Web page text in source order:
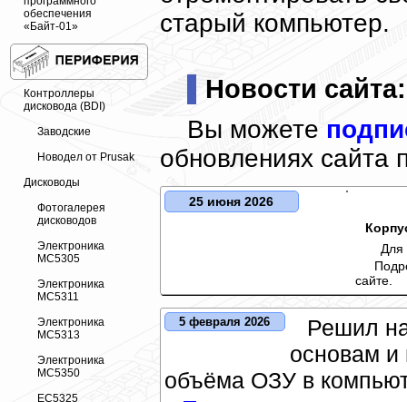
обеспечения
«Байт-01»
Контроллеры
дисковода (BDI)
Заводские
Новодел от Prusak
Дисководы
Фотогалерея
дисководов
Электроника
МС5305
Электроника
МС5311
Электроника
МС5313
Электроника
МС5350
ЕС5325
старый компьютер.
Новости сайта:
Вы можете
обновлениях сайта
25 июня 2026
Для
сайте.
5 февраля 2026
Решил
основам и
объёма ОЗУ в